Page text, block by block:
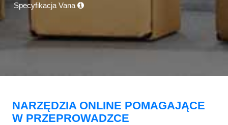
Specyfikacja Vana
NARZĘDZIA ONLINE POMAGAJĄCE
W PRZEPROWADZCE